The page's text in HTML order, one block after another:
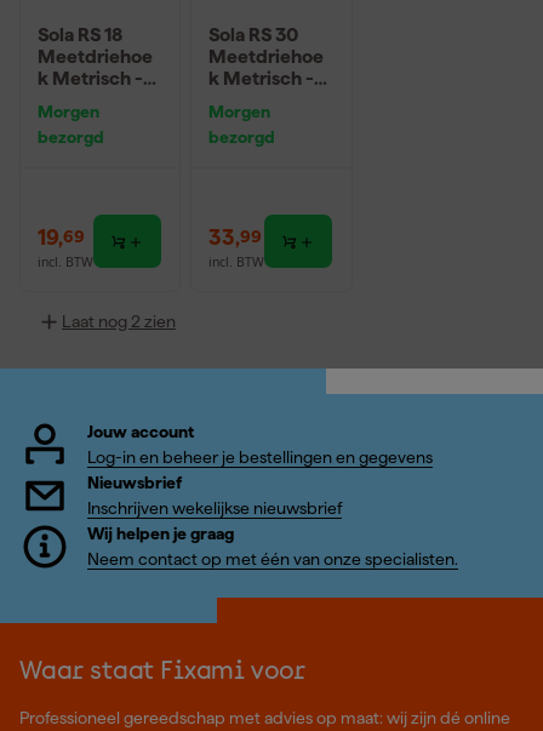
Sola RS 18
Meetdriehoe
k Metrisch -
Morgen
bezorgd
19,69
incl. BTW
Sola RS 30
Meetdriehoe
k Metrisch -
Morgen
bezorgd
33,99
incl. BTW
Laat nog 2 zien
Jouw account
Log-in en beheer je bestellingen en gegevens
Nieuwsbrief
Inschrijven wekelijkse nieuwsbrief
Wij helpen je graag
Neem contact op met één van onze specialisten.
Waar staat Fixami voor
Professioneel gereedschap met advies op maat: wij zijn dé online